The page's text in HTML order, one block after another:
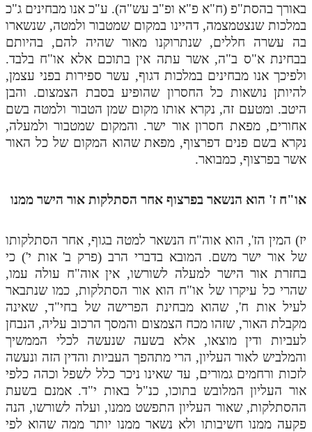
באורך בהסת"פ (ח"א פ"א ופ"ב עש"ה). ע"כ אנו מבחינים ג"כ
במלכות שנצטמצמה, דהיינו במקום שמטבור ולמטה, שנשארו
בה עשרה חללים, שנתרוקנו מאור שהיה להם, בהיותם
בבחינת א"ס ב"ה, אשר עתה אין בתוכם אלא או"ח בלבד.
ולפיכך אנו מבחינים במלכות דגוף, עשר ספירות בפני עצמן,
להיותן נושאות כל החסרון שהופיע בסבת הצמצום. והבן
היטב. ומטעם זה, נקרא אותו מקום שמן הטבור ולמטה בשם
אחורים, מפאת חסרון אור ישר. והמקום שמטבור ולמעלה,
נקרא בשם פנים דפרצוף, מפאת שהוא המקום של כל האור
אשר בפרצוף, כמבואר.
או"ח ז' הוא הנשאר בפרצוף אחר הסתלקות אור הישר ממנו
יז) המין הז', הוא אוה"ח הנשאר למטה בגוף, אחר הסתלקותו
של אור ישר משם. המובא בדברי הרב (פרק ב' אות י') כי
בחזרת אור הישר למעלה לשורשו, אין אוה"ח עולה עמו,
שהרי כל עיקרו של או"ח הוא אור הסתלקות, כמו שנתבאר
לעיל אות ח', שהוא מבחינת הפרישה של בחי"ד, שאינה
מקבלת האור, שזהו מכח הצמצום והמסך הרכוב עליה, הנבחן
לעביות ודין מוצאו, אלא בשעה שנעשה לכלי הממשיך
והמלביש לאור העליון, הרי מתהפך העביות והדין הזה ונעשה
לזכות ורחמים גמורים, עד שאינו ניכר כלל לשפל וכהה כלפי
אור העליון המלובש בתוכו, כנ"ל באות י"ד. אמנם בשעת
ההסתלקות, שאור העליון התפשט ממנו, ועלה לשורשו, הנה
פקעה ממנו חשיבותו ולא נשאר ממנו יותר ממה שהוא לפי